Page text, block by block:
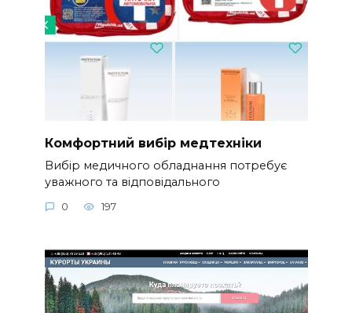
Комфортний вибір медтехніки
Вибір медичного обладнання потребує
уважного та відповідального
0 197